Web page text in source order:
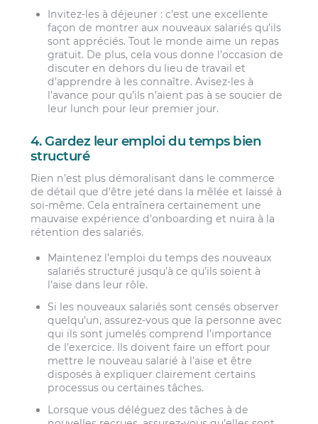
Invitez-les à déjeuner : c’est une excellente
façon de montrer aux nouveaux salariés qu’ils
sont appréciés. Tout le monde aime un repas
gratuit. De plus, cela vous donne l’occasion de
discuter en dehors du lieu de travail et
d’apprendre à les connaître. Avisez-les à
l’avance pour qu’ils n’aient pas à se soucier de
leur lunch pour leur premier jour.
4. Gardez leur emploi du temps bien
structuré
Rien n’est plus démoralisant dans le commerce
de détail que d’être jeté dans la mêlée et laissé à
soi-même. Cela entraînera certainement une
mauvaise expérience d’onboarding et nuira à la
rétention des salariés.
Maintenez l’emploi du temps des nouveaux
salariés structuré jusqu’à ce qu’ils soient à
l’aise dans leur rôle.
Si les nouveaux salariés sont censés observer
quelqu’un, assurez-vous que la personne avec
qui ils sont jumelés comprend l’importance
de l’exercice. Ils doivent faire un effort pour
mettre le nouveau salarié à l’aise et être
disposés à expliquer clairement certains
processus ou certaines tâches.
Lorsque vous déléguez des tâches à de